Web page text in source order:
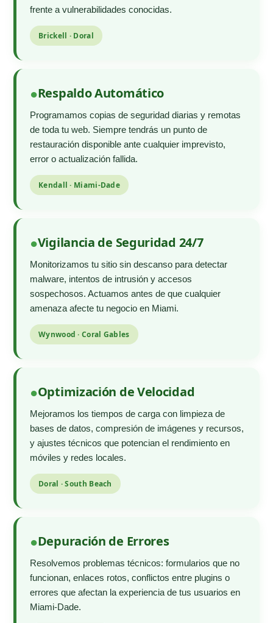
frente a vulnerabilidades conocidas.
Brickell · Doral
Respaldo Automático
Programamos copias de seguridad diarias y remotas
de toda tu web. Siempre tendrás un punto de
restauración disponible ante cualquier imprevisto,
error o actualización fallida.
Kendall · Miami-Dade
Vigilancia de Seguridad 24/7
Monitorizamos tu sitio sin descanso para detectar
malware, intentos de intrusión y accesos
sospechosos. Actuamos antes de que cualquier
amenaza afecte tu negocio en Miami.
Wynwood · Coral Gables
Optimización de Velocidad
Mejoramos los tiempos de carga con limpieza de
bases de datos, compresión de imágenes y recursos,
y ajustes técnicos que potencian el rendimiento en
móviles y redes locales.
Doral · South Beach
Depuración de Errores
Resolvemos problemas técnicos: formularios que no
funcionan, enlaces rotos, conflictos entre plugins o
errores que afectan la experiencia de tus usuarios en
Miami-Dade.